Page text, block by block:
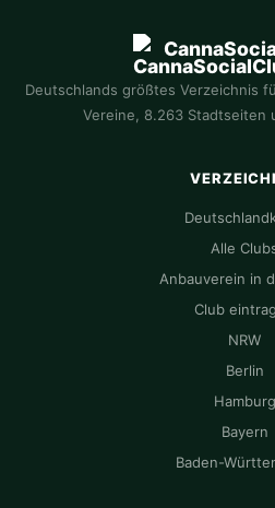
Deutschlands größtes Verzeichnis
Vereine, 8.263 Stadtseiten
Alle
Anbauverein in
Club
NRW
Berlin
Hamburg
Bayern
Baden-